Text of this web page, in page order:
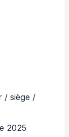
/ siège /
2025